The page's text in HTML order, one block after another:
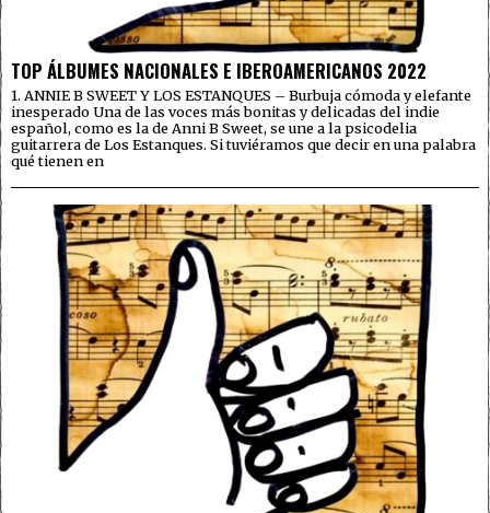
TOP ÁLBUMES NACIONALES E IBEROAMERICANOS 2022
1. ANNIE B SWEET Y LOS ESTANQUES – Burbuja cómoda y elefante
inesperado Una de las voces más bonitas y delicadas del indie
español, como es la de Anni B Sweet, se une a la psicodelia
guitarrera de Los Estanques. Si tuviéramos que decir en una palabra
qué tienen en